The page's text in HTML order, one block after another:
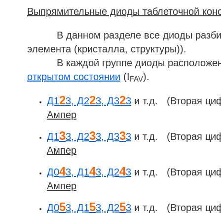
Выпрямительные диоды таблеточной
В данном разделе все диоды разбиты
элемента (кристалла, структуры)).
В каждой группе диоды
открытом состоянии (IFAV).
Д123, Д223, Д323 и т.д. (Вторая
Ампер
Д133, Д233, Д333 и т.д. (Вторая
Ампер
Д043, Д143, Д243 и т.д. (Вторая
Ампер
Д053, Д153, Д253 и т.д. (Вторая